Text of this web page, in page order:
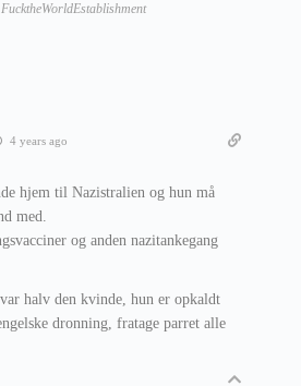
4 years ago
hjem til Nazistralien og hun må
med.
og anden nazitankegang
halv den kvinde, hun er opkaldt
dronning, fratage parret alle